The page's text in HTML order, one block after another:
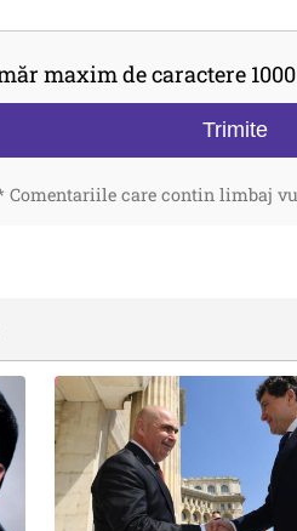
maxim de caractere 1000
Trimite
Comentariile care contin limbaj